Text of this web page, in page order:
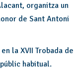
organitza un
de Sant Antoni
la XVII Trobada de
habitual.